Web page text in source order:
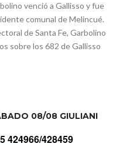
venció a Gallisso y fue
comunal de Melincué.
de Santa Fe, Garbolino
sobre los 682 de Gallisso
08/08 GIULIANI
424966/428459